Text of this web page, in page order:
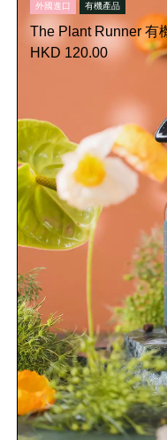
外國進口 有機產品
The Plant Runner 有
HKD 120.00